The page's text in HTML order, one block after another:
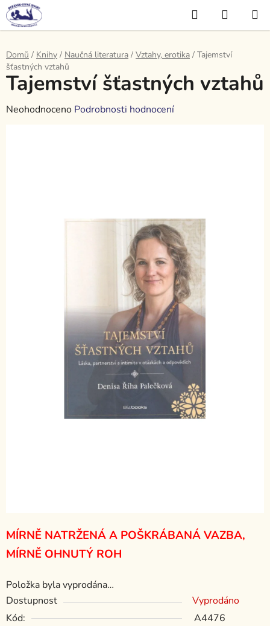
Přejít
na
obsah
Hledat
KOŠÍK
Domů / Knihy / Naučná literatura / Vztahy, erotika / Tajemství
šťastných vztahů
MÍRNĚ NATRŽENÁ A POŠKRÁBANÁ VAZBA,
MÍRNĚ OHNUTÝ ROH
Položka byla vyprodána…
Dostupnost
Vyprodáno
Kód:
A4476
Tajemství šťastných vztahů
Průměrné
Neohodnoceno Podrobnosti hodnocení